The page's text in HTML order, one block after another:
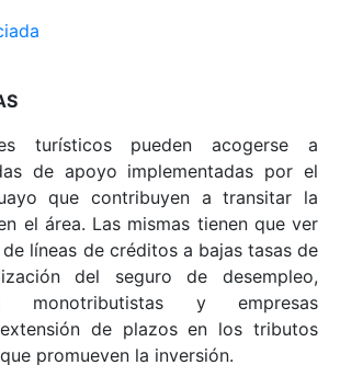
turísticos pueden acogerse a
de apoyo implementadas por el
que contribuyen a transitar la
el área. Las mismas tienen que ver
líneas de créditos a bajas tasas de
del seguro de desempleo,
monotributistas y empresas
extensión de plazos en los tributos
promueven la inversión.